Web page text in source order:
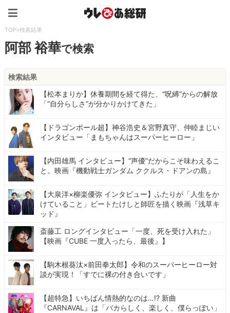
TOP>検索結果
阿部 裕華で検索
検索結果
【松本まりか】休養期間を経て得た、“呪縛”からの解放
「“自分らしさ”が分かりかけてきた」
【ドラゴンボール超】神谷浩史＆宮野真守、仲睦まじい
インタビュー「まもちゃんはスーパーヒーロー」
【内田雄馬 インタビュー】“声優”だからこそ味わえるこ
と。映画『機動戦士ガンダム ククルス・ドアンの島』
【大泉洋×柳楽優弥 インタビュー】ふたりが「人生をか
けていること」ビートたけしと師匠を描く映画『浅草キ
ッド』
斎藤工 ロングインタビュー「一度、死を受け入れた」
【映画『CUBE 一度入ったら、最後』】
【駒木根葵汰×前田拳太郎】令和のスーパーヒーロー対
談が実現！「すでに裸の付き合いです」
【超特急】いちばん情熱的なのは…!? 新曲
『CARNAVAL』は「バカらしく、楽しく、僕らっぽい」